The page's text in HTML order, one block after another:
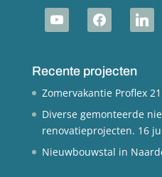
youtube facebook linkedin
Recente projecten
Zomervakantie Proflex
Diverse gemonteerde
renovatieprojecten. 16
Nieuwbouwstal in